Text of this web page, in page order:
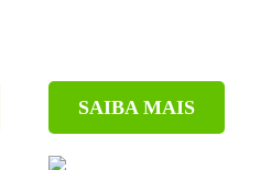
SAIBA MAIS